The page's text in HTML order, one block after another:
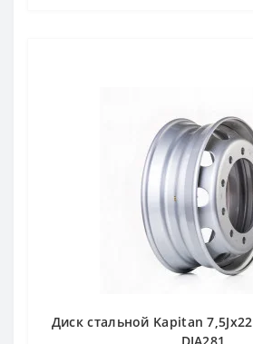
Диск стальной Kapitan